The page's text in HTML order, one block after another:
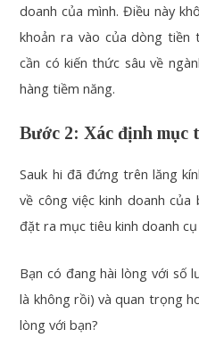
doanh của mình. Điều này
khoản ra vào của dòng tiền
cần có kiến thức sâu về
hàng tiềm năng.
Bước 2: Xác định mục
Sauk hi đã đứng trên lăng
về công việc kinh doanh
đặt ra mục tiêu kinh doanh
Bạn có đang hài lòng với số
là không rồi) và quan trọng
lòng với bạn?